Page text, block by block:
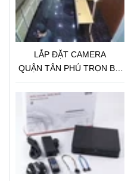
LẮP ĐẶT CAMERA
QUẬN TÂN PHÚ TRỌN BỘ
Megapixel